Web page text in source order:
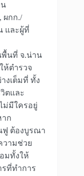
ผกก./
และผู้ที่
พื้นที่ จ.น่าน
ห้ตำรวจ
งเต็มที่ ทั้ง
ตและ
ม่มีใครอยู่
าก
ฟู ต้องบูรณา
วามช่วย
มทั้งให้
รที่ทำการ